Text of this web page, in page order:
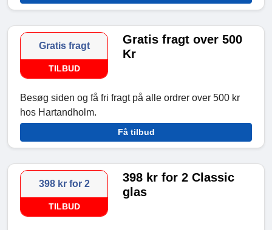
Gratis fragt
TILBUD
Gratis fragt over 500
Kr
Besøg siden og få fri fragt på alle ordrer over 500 kr
hos Hartandholm.
Få tilbud
398 kr for 2
TILBUD
398 kr for 2 Classic
glas